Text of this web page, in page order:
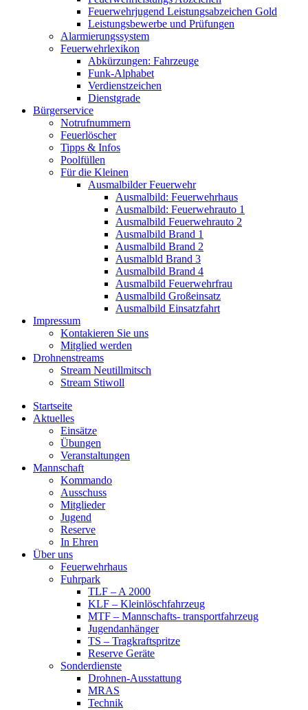
Feuerwehrjugend Leistungsabzeichen Gold
Leistungsbewerbe und Prüfungen
Alarmierungssystem
Feuerwehrlexikon
Abkürzungen: Fahrzeuge
Funk-Alphabet
Verdienstzeichen
Dienstgrade
Bürgerservice
Notrufnummern
Feuerlöscher
Tipps & Infos
Poolfüllen
Für die Kleinen
Ausmalbilder Feuerwehr
Ausmalbild: Feuerwehrhaus
Ausmalbild: Feuerwehrauto 1
Ausmalbild Feuerwehrauto 2
Ausmalbild Brand 1
Ausmalbild Brand 2
Ausmalbld Brand 3
Ausmalbild Brand 4
Ausmalbild Feuerwehrfrau
Ausmalbild Großeinsatz
Ausmalbild Einsatzfahrt
Impressum
Kontakieren Sie uns
Mitglied werden
Drohnenstreams
Stream Neutillmitsch
Stream Stiwoll
Startseite
Aktuelles
Einsätze
Übungen
Veranstaltungen
Mannschaft
Kommando
Ausschuss
Mitglieder
Jugend
Reserve
In Ehren
Über uns
Feuerwehrhaus
Fuhrpark
TLF – A 2000
KLF – Kleinlöschfahrzeug
MTF – Mannschafts- transportfahrzeug
Jugendanhänger
TS – Tragkraftspritze
Reserve Geräte
Sonderdienste
Drohnen-Ausstattung
MRAS
Technik